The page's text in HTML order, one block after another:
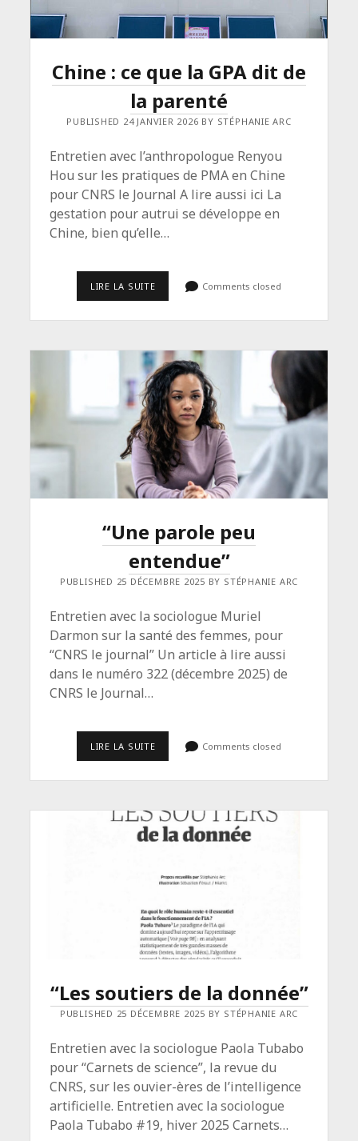
Chine : ce que la GPA dit de
la parenté
PUBLISHED 24 JANVIER 2026 BY STÉPHANIE ARC
Entretien avec l’anthropologue Renyou
Hou sur les pratiques de PMA en Chine
pour CNRS le Journal A lire aussi ici La
gestation pour autrui se développe en
Chine, bien qu’elle…
LIRE LA SUITECHINE :
LA
DE
LA
PARENTÉ
Comments closed
“Une parole peu
entendue”
PUBLISHED 25 DÉCEMBRE 2025 BY STÉPHANIE ARC
Entretien avec la sociologue Muriel
Darmon sur la santé des femmes, pour
“CNRS le journal” Un article à lire aussi
dans le numéro 322 (décembre 2025) de
CNRS le Journal…
LIRE LA SUITE“UNE
ENTENDUE”
Comments closed
“Les soutiers de la donnée”
PUBLISHED 25 DÉCEMBRE 2025 BY STÉPHANIE ARC
Entretien avec la sociologue Paola Tubabo
pour “Carnets de science”, la revue du
CNRS, sur les ouvier-ères de l’intelligence
artificielle. Entretien avec la sociologue
Paola Tubabo #19, hiver 2025 Carnets…